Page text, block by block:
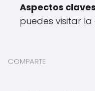
Aspectos
puedes visitar
COMPARTE